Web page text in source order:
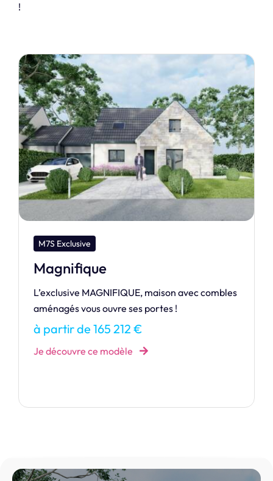
!
combles
Raiatea 90
RAIATEA vous accueille au sein de sa
confortable avec au choix trois
différentes qui adapteront l’espace
à partir de 142 237 €